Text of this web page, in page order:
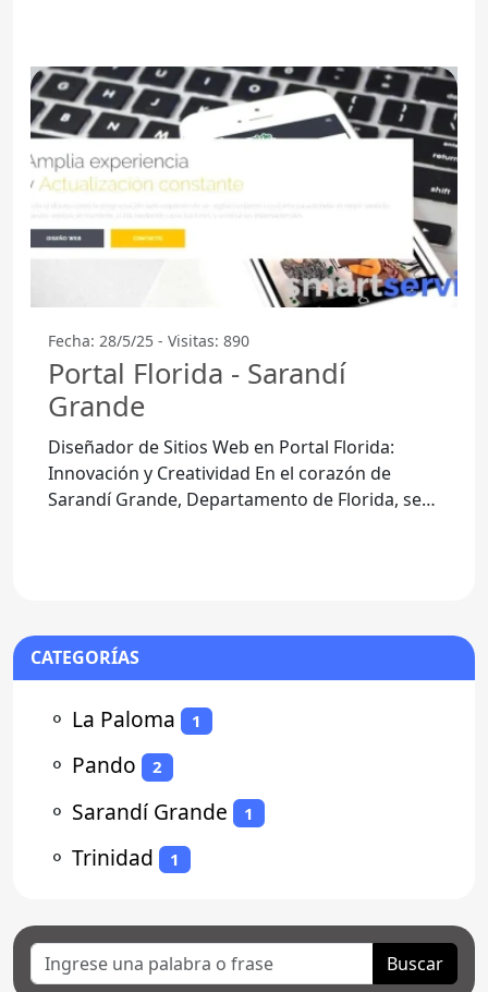
Fecha: 28/5/25 - Visitas: 890
Portal Florida - Sarandí
Grande
Diseñador de Sitios Web en Portal Florida:
Innovación y Creatividad En el corazón de
Sarandí Grande, Departamento de Florida, se
CATEGORÍAS
⚬ La Paloma 1
⚬ Pando 2
⚬ Sarandí Grande 1
⚬ Trinidad 1
Buscar